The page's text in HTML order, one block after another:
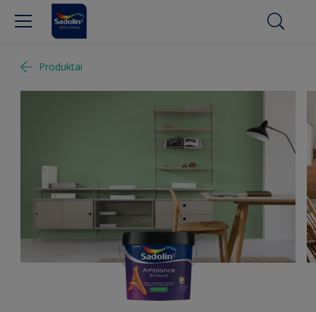
Produktai